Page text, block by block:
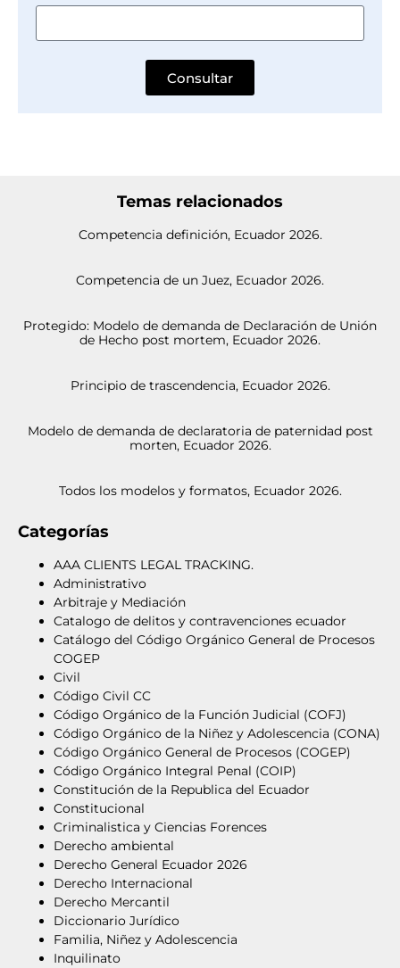
Consultar
Temas relacionados
Competencia definición, Ecuador 2026.
Competencia de un Juez, Ecuador 2026.
Protegido: Modelo de demanda de Declaración de Unión
de Hecho post mortem, Ecuador 2026.
Principio de trascendencia, Ecuador 2026.
Modelo de demanda de declaratoria de paternidad post
morten, Ecuador 2026.
Todos los modelos y formatos, Ecuador 2026.
Categorías
AAA CLIENTS LEGAL TRACKING.
Administrativo
Arbitraje y Mediación
Catalogo de delitos y contravenciones ecuador
Catálogo del Código Orgánico General de Procesos
COGEP
Civil
Código Civil CC
Código Orgánico de la Función Judicial (COFJ)
Código Orgánico de la Niñez y Adolescencia (CONA)
Código Orgánico General de Procesos (COGEP)
Código Orgánico Integral Penal (COIP)
Constitución de la Republica del Ecuador
Constitucional
Criminalistica y Ciencias Forences
Derecho ambiental
Derecho General Ecuador 2026
Derecho Internacional
Derecho Mercantil
Diccionario Jurídico
Familia, Niñez y Adolescencia
Inquilinato